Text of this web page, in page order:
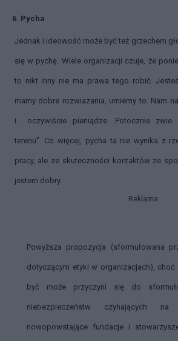
6. Pycha
Jednak i ideowość może być też grzechem
się w pychę. Wiele organizacji czuje, że
to nikt inny nie ma prawa tego robić.
mamy dobre rozwiazania, umiemy to. Nam
i... oczywiście pieniądze. Potocznie zwie
terenu”. Co więcej, pycha ta nie wynika z
pracy, ale ze skuteczności kontaktów ze
jestem dobry.
Reklama
Powyższa propozycja (sformułowana
dotyczącym etyki w organizacjach), choć
być może przyczyni się do
niebezpieczeństw czyhających
nowopowstające fundacje i